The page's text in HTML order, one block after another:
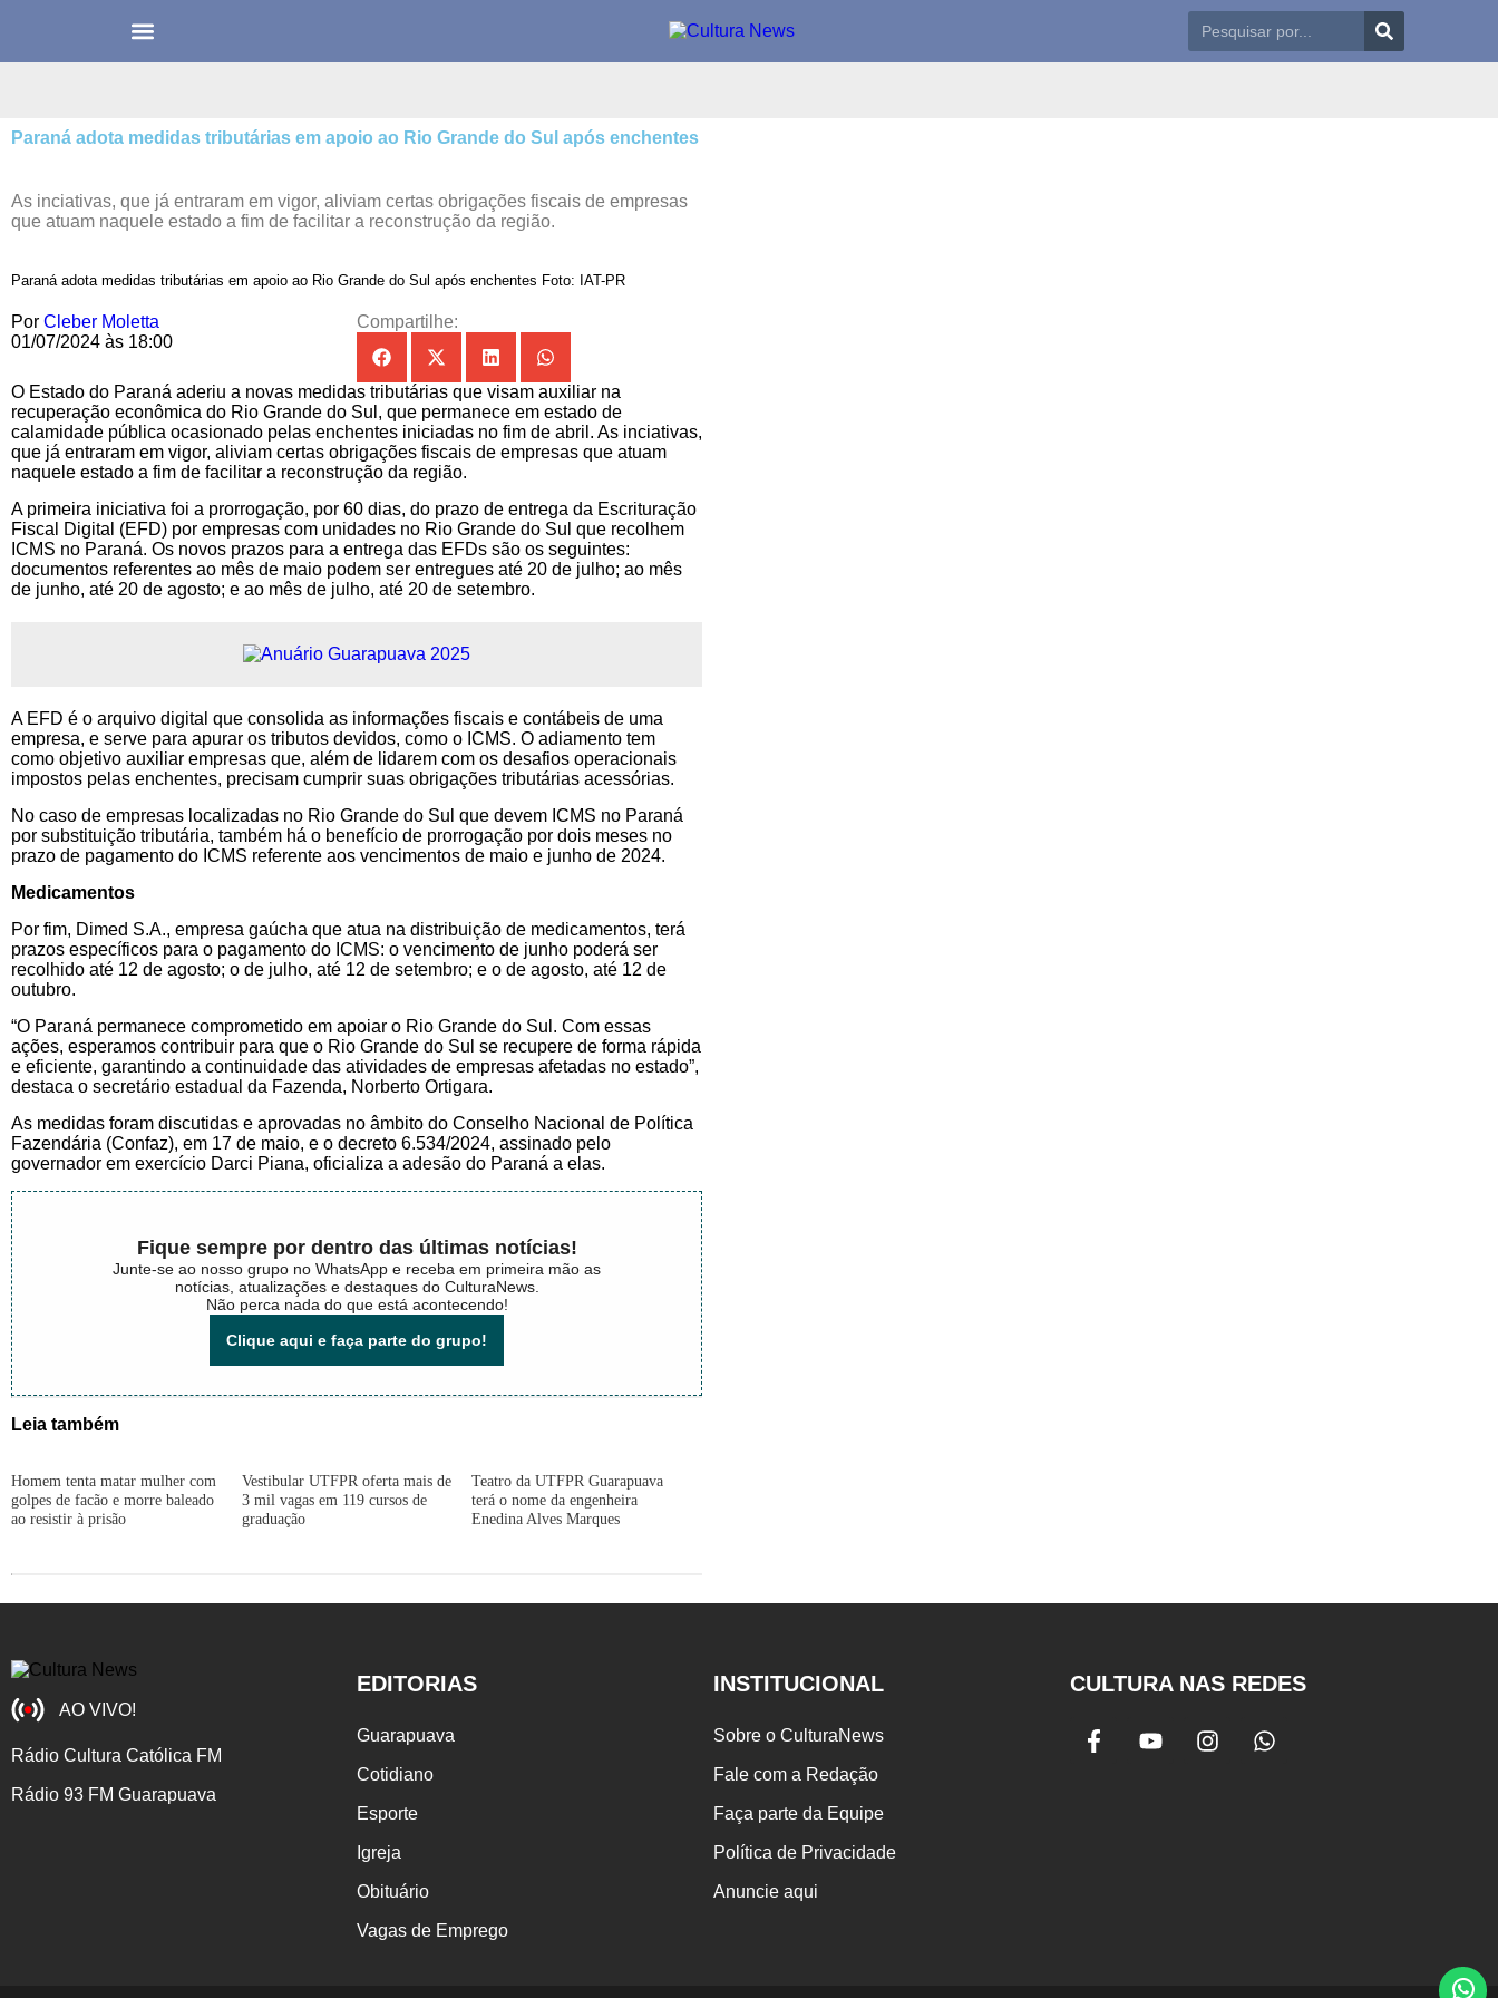
Paraná adota medidas tributárias em apoio ao Rio Grande do Sul após enchentes
As inciativas, que já entraram em vigor, aliviam certas obrigações fiscais de empresas
que atuam naquele estado a fim de facilitar a reconstrução da região.
Paraná adota medidas tributárias em apoio ao Rio Grande do Sul após enchentes Foto: IAT-PR
Por Cleber Moletta
01/07/2024 às 18:00
Compartilhe:
O Estado do Paraná aderiu a novas medidas tributárias que visam auxiliar na
recuperação econômica do Rio Grande do Sul, que permanece em estado de
calamidade pública ocasionado pelas enchentes iniciadas no fim de abril. As inciativas,
que já entraram em vigor, aliviam certas obrigações fiscais de empresas que atuam
naquele estado a fim de facilitar a reconstrução da região.
A primeira iniciativa foi a prorrogação, por 60 dias, do prazo de entrega da Escrituração
Fiscal Digital (EFD) por empresas com unidades no Rio Grande do Sul que recolhem
ICMS no Paraná. Os novos prazos para a entrega das EFDs são os seguintes:
documentos referentes ao mês de maio podem ser entregues até 20 de julho; ao mês
de junho, até 20 de agosto; e ao mês de julho, até 20 de setembro.
A EFD é o arquivo digital que consolida as informações fiscais e contábeis de uma
empresa, e serve para apurar os tributos devidos, como o ICMS. O adiamento tem
como objetivo auxiliar empresas que, além de lidarem com os desafios operacionais
impostos pelas enchentes, precisam cumprir suas obrigações tributárias acessórias.
No caso de empresas localizadas no Rio Grande do Sul que devem ICMS no Paraná
por substituição tributária, também há o benefício de prorrogação por dois meses no
prazo de pagamento do ICMS referente aos vencimentos de maio e junho de 2024.
Medicamentos
Por fim, Dimed S.A., empresa gaúcha que atua na distribuição de medicamentos, terá
prazos específicos para o pagamento do ICMS: o vencimento de junho poderá ser
recolhido até 12 de agosto; o de julho, até 12 de setembro; e o de agosto, até 12 de
outubro.
“O Paraná permanece comprometido em apoiar o Rio Grande do Sul. Com essas
ações, esperamos contribuir para que o Rio Grande do Sul se recupere de forma rápida
e eficiente, garantindo a continuidade das atividades de empresas afetadas no estado”,
destaca o secretário estadual da Fazenda, Norberto Ortigara.
As medidas foram discutidas e aprovadas no âmbito do Conselho Nacional de Política
Fazendária (Confaz), em 17 de maio, e o decreto 6.534/2024, assinado pelo
governador em exercício Darci Piana, oficializa a adesão do Paraná a elas.
Fique sempre por dentro das últimas notícias!
Junte-se ao nosso grupo no WhatsApp e receba em primeira mão as
notícias, atualizações e destaques do CulturaNews.
Não perca nada do que está acontecendo!
Clique aqui e faça parte do grupo!
Leia também
Homem tenta matar mulher com
golpes de facão e morre baleado
ao resistir à prisão
Vestibular UTFPR oferta mais de
3 mil vagas em 119 cursos de
graduação
Teatro da UTFPR Guarapuava
terá o nome da engenheira
Enedina Alves Marques
AO VIVO!
Rádio Cultura Católica FM
Rádio 93 FM Guarapuava
EDITORIAS
Guarapuava
Cotidiano
Esporte
Igreja
Obituário
Vagas de Emprego
INSTITUCIONAL
Sobre o CulturaNews
Fale com a Redação
Faça parte da Equipe
Política de Privacidade
Anuncie aqui
CULTURA NAS REDES